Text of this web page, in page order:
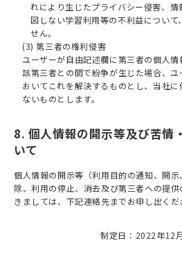
れにより生じたプライバシー侵害、
図しない学習利用等の不利益について
せん。
(3) 第三者の権利侵害
ユーザーが自由記述欄に第三者の個人
該第三者との間で紛争が生じた場合、
おいてこれを解決するものとし、当社
ないものとします。
8. 個人情報の開示等及び苦情
いて
個人情報の開示等（利用目的の通知、開
除、利用の停止、消去及び第三者への提
きましては、下記連絡先までお申し出くだ
制定日：2022年12